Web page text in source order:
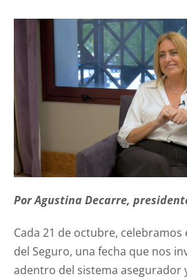
Por Agustina Decarre,
Cada 21 de octubre, celebramos
del Seguro, una fecha que nos
adentro del sistema asegurador